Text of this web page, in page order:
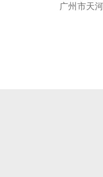
广州市天